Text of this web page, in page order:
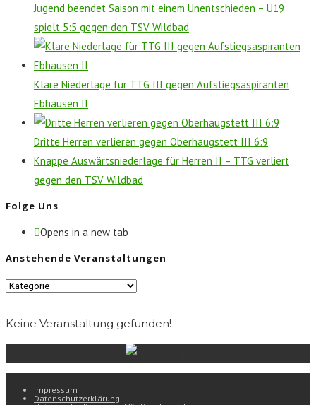
Jugend beendet Saison mit einem Unentschieden – U19
spielt 5:5 gegen den TSV Wildbad
Klare Niederlage für TTG III gegen Aufstiegsaspiranten
Ebhausen II
Dritte Herren verlieren gegen Oberhaugstett III 6:9
Knappe Auswärtsniederlage für Herren II – TTG verliert
gegen den TSV Wildbad
Folge Uns
Opens in a new tab
Anstehende Veranstaltungen
Keine Veranstaltung gefunden!
Impressum
Datenschutzerklärung